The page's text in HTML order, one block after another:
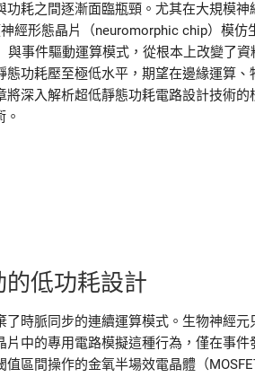
耗之間逐漸面臨瓶頸。尤其在大規模神
經形態晶片（neuromorphic chip）模仿
事件驅動運算模式，從根本上改變了資
功耗壓至極低水平，期望在邊緣運算
深入解析超低靜態功耗電路設計技術
低功耗設計
時脈同步的連續運算模式。生物神經
中的專用電路模擬這種行為，僅在事
區間操作的金氧半場效電晶體（